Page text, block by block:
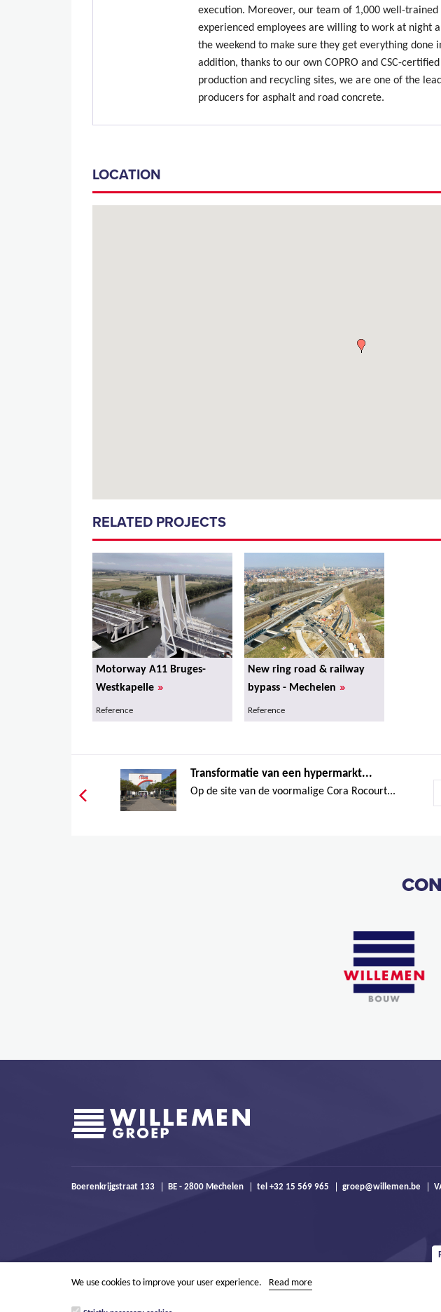
execution. Moreover, our team of 1,000 well-trained
experienced employees are willing to work at night
the weekend to make sure they get everything done
addition, thanks to our own COPRO and CSC-certified
production and recycling sites, we are one of the
producers for asphalt and road concrete.
LOCATION
RELATED PROJECTS
Motorway A11 Bruges-
Westkapelle »
Reference
New ring road & railway
bypass - Mechelen »
Reference
Transformatie van een hypermarkt...
Op de site van de voormalige Cora Rocourt...
Boerenkrijgstraat 133 BE - 2800 Mechelen tel +32 15 569 965 groep@willemen.be
We use cookies to improve your user experience. Read more